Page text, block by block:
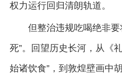
权力运行回归清朗轨道。
但整治违规吃喝绝非
死”。回望历史长河，从《
始诸饮食”，到敦煌壁画中